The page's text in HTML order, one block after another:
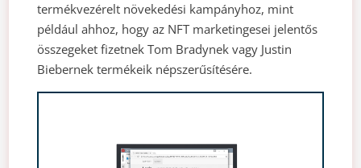
termékvezérelt növekedési kampányhoz, mint
például ahhoz, hogy az NFT marketingesei jelentős
összegeket fizetnek Tom Bradynek vagy Justin
Biebernek termékeik népszerűsítésére.